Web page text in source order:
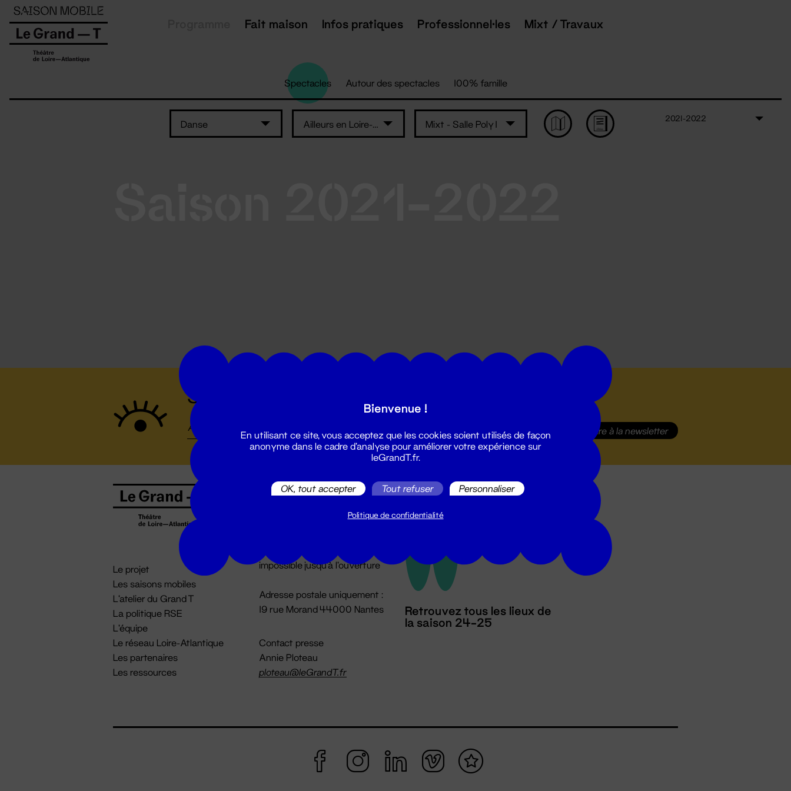
Fait maison Infos pratiques Professionnel·les Mixt / Travaux
Spectacles Autour des spectacles 100% famille
Danse Ailleurs en Loire-Atlantique Mixt - Salle Poly 1
2021-2022
Suivez toutes les actualités du Grand T :
S'inscrire à la newsletter
Le projet
Les saisons mobiles
L'atelier du Grand T
La politique RSE
L'équipe
Le réseau Loire-Atlantique
Les partenaires
Les ressources
Billetterie
billetterie@leGrandT.fr
impossible jusqu'à l'ouverture
Adresse postale uniquement :
19 rue Morand 44000 Nantes
Contact presse
Annie Ploteau
ploteau@leGrandT.fr
Retrouvez tous les lieux de
la saison 24-25
Panneau de gestion des cookies
Bienvenue !
En utilisant ce site, vous acceptez que les cookies soient utilisés de façon
anonyme dans le cadre d'analyse pour améliorer votre expérience sur
leGrandT.fr.
OK, tout accepter Tout refuser Personnaliser
Politique de confidentialité